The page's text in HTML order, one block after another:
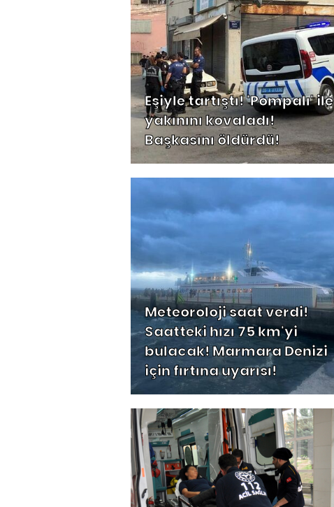
Eşiyle tartıştı! 'Pompalı' ile
yakınını kovaladı!
Başkasını öldürdü!
Meteoroloji saat verdi!
Saatteki hızı 75 km'yi
bulacak! Marmara Denizi
için fırtına uyarısı!